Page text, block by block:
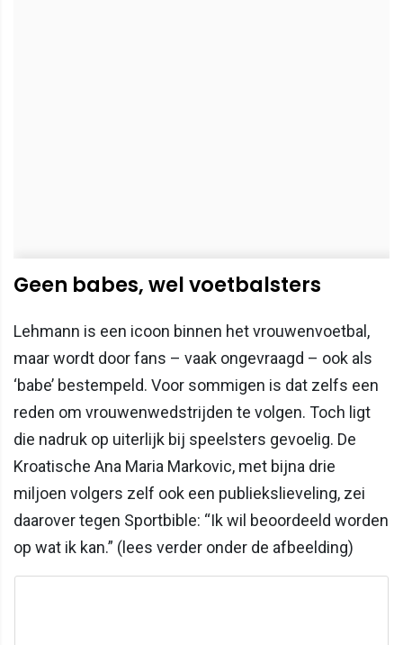
Geen babes, wel voetbalsters
Lehmann is een icoon binnen het vrouwenvoetbal,
maar wordt door fans – vaak ongevraagd – ook als
‘babe’ bestempeld. Voor sommigen is dat zelfs een
reden om vrouwenwedstrijden te volgen. Toch ligt
die nadruk op uiterlijk bij speelsters gevoelig. De
Kroatische Ana Maria Markovic, met bijna drie
miljoen volgers zelf ook een publiekslieveling, zei
daarover tegen Sportbible: “Ik wil beoordeeld worden
op wat ik kan.” (lees verder onder de afbeelding)